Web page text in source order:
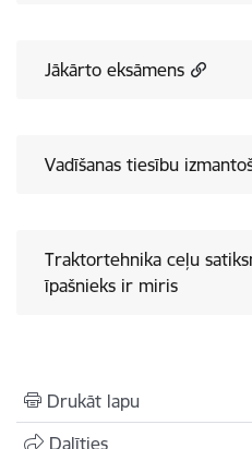
Jākārto eksāmens
Vadīšanas tiesību
Traktortehnika ceļu
īpašnieks ir miris
Drukāt lapu
Dalīties